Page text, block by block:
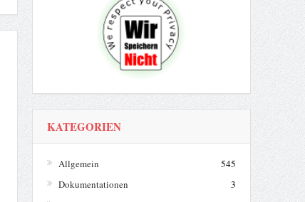
KATEGORIEN
Allgemein
545
Dokumentationen
3